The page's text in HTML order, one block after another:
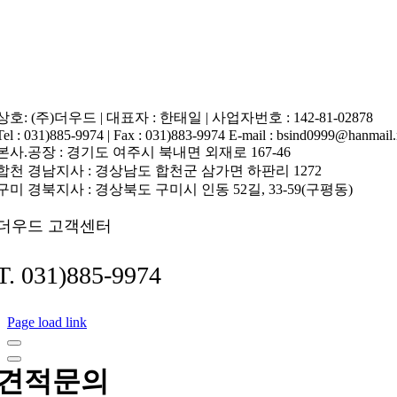
호: (주)더우드 | 대표자 : 한태일 | 사업자번호 : 142-81-02878
: 031)885-9974 | Fax : 031)883-9974 E-mail :
사.공장 : 경기도 여주시 북내면 외재로 167-46
천 경남지사 : 경상남도 합천군 삼가면 하판리 1272
미 경북지사 : 경상북도 구미시 인동 52길, 33-59(구평동)
우드 고객센터
031)885-9974
Page load link
적문의